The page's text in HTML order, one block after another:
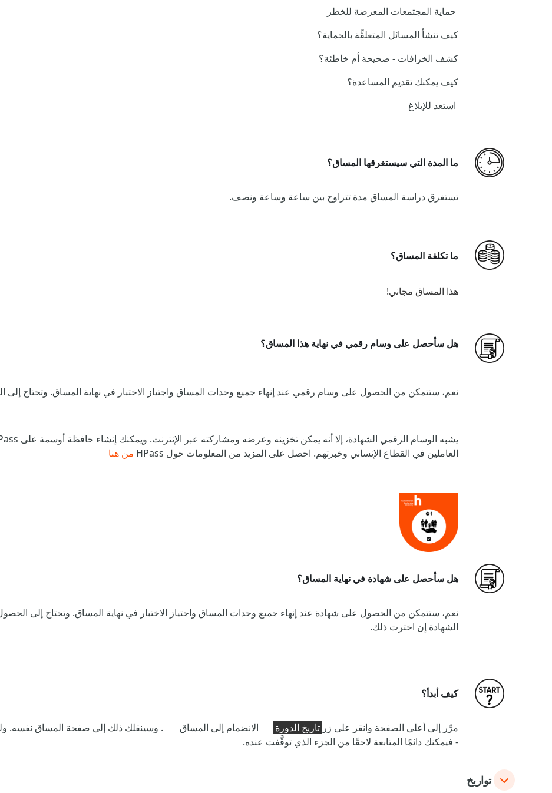
حماية المجتمعات المعرضة للخطر
كيف تنشأ المسائل المتعلقِّة بالحماية؟
كشف الخرافات - صحيحة أم خاطئة؟
كيف يمكنك تقديم المساعدة؟
استعد للإبلاغ
ما المدة التي سيستغرقها المساق؟
تستغرق دراسة المساق مدة تتراوح بين ساعة وساعة ونصف.
ما تكلفة المساق؟
هذا المساق مجاني!
هل سأحصل على وسام رقمي في نهاية هذا المساق؟
نعم، ستتمكن من الحصول على وسام رقمي عند إنهاء جميع وحدات المساق واجتياز الاختبار في نهاية المساق. وتحتاج إلى الحصول على نسبة
العاملين في القطاع الإنساني وخبرتهم. احصل على المزيد من المعلومات حول HPass
من هنا
هل سأحصل على شهادة في نهاية المساق؟
الشهادة إن اخترت ذلك.
كيف أبدأ؟
مرِّر إلى أعلى الصفحة وانقر على زر تاريخ الدورة
الانضمام إلى المساق . وسينقلك ذلك إلى صفحة المساق نفسه.
- فيمكنك دائمًا المتابعة لاحقًا من الجزء الذي توقَّفت عنده.
تواريخ